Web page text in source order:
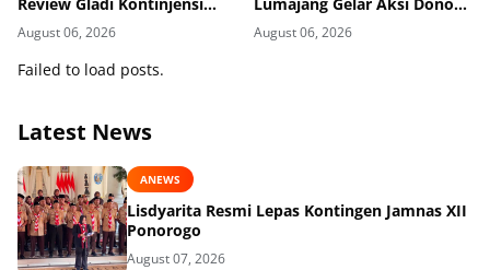
Erupsi Gunung Kelud
August 06, 2026
Darah
August 06, 2026
Failed to load posts.
Latest News
ANEWS
Lisdyarita Resmi Lepas Kontingen Jamnas XII
Ponorogo
August 07, 2026